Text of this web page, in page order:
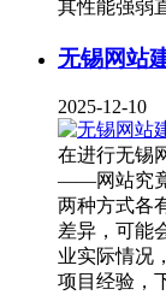
其性能强弱
无锡网站
2025-12-10
在进行无锡
——网站究竟
两种方式各
差异，可能
业实际情况
项目经验，